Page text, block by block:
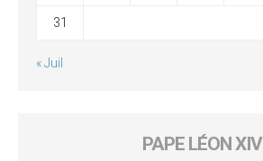
31
« Juil
PAPE LÉON XIV